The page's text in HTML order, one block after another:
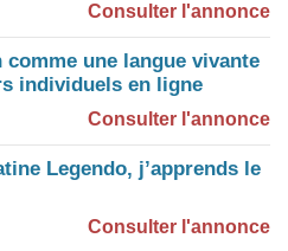
Consulter l'annonce
une langue vivante
individuels en ligne
Consulter l'annonce
Legendo, j’apprends le
Consulter l'annonce